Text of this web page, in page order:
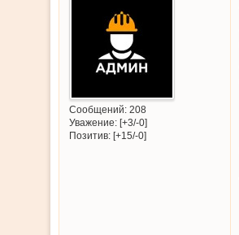
Сообщений:208
Уважение: [+3/-0]
Позитив: [+15/-0]